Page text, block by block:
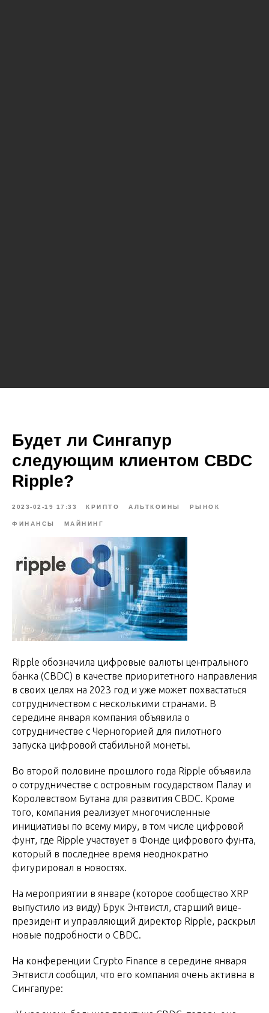
Будет ли Сингапур
следующим клиентом CBDC
Ripple?
2023-02-19 17:33 КРИПТО АЛЬТКОИНЫ РЫНОК
ФИНАНСЫ МАЙНИНГ
Ripple обозначила цифровые валюты центрального
банка (CBDC) в качестве приоритетного направления
в своих целях на 2023 год и уже может похвастаться
сотрудничеством с несколькими странами. В
середине января компания объявила о
сотрудничестве с Черногорией для пилотного
запуска цифровой стабильной монеты.
Во второй половине прошлого года Ripple объявила
о сотрудничестве с островным государством Палау и
Королевством Бутана для развития CBDC. Кроме
того, компания реализует многочисленные
инициативы по всему миру, в том числе цифровой
фунт, где Ripple участвует в Фонде цифрового фунта,
который в последнее время неоднократно
фигурировал в новостях.
На мероприятии в январе (которое сообщество XRP
выпустило из виду) Брук Энтвистл, старший вице-
президент и управляющий директор Ripple, раскрыл
новые подробности о CBDC.
На конференции Crypto Finance в середине января
Энтвистл сообщил, что его компания очень активна в
Сингапуре: